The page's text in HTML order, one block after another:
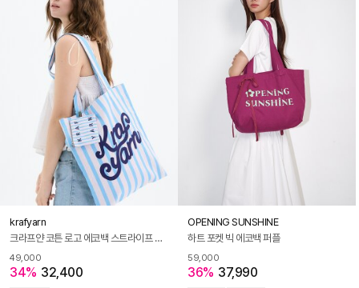
krafyarn
크라프얀 코튼 로고 에코백 스트라이프 블루
49,000
34% 32,400
OPENING SUNSHINE
하트 포켓 빅 에코백 퍼플
59,000
36% 37,990